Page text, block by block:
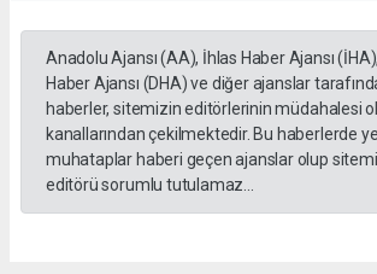
Anadolu Ajansı (AA), İhlas Haber Ajansı
Haber Ajansı (DHA) ve diğer ajanslar
haberler, sitemizin editörlerinin müdahalesi
kanallarından çekilmektedir. Bu haberlerde
muhataplar haberi geçen ajanslar olup
editörü sorumlu tutulamaz...